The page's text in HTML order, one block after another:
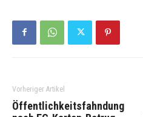
Vorheriger Artikel
Öffentlichkeitsfahndung